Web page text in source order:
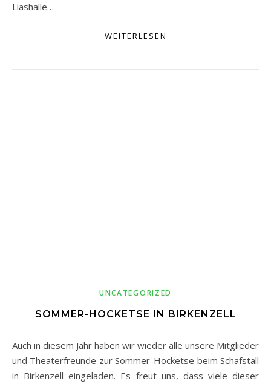
Liashalle…
WEITERLESEN
UNCATEGORIZED
SOMMER-HOCKETSE IN BIRKENZELL
Auch in diesem Jahr haben wir wieder alle unsere Mitglieder
und Theaterfreunde zur Sommer-Hocketse beim Schafstall
in Birkenzell eingeladen. Es freut uns, dass viele dieser